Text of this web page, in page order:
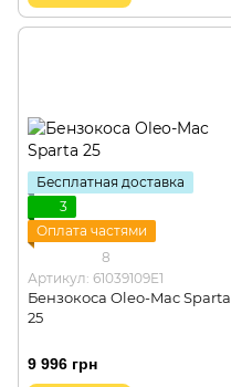
Бесплатная доставка
3
Оплата частями
8
Артикул: 61039109E1
Бензокоса Oleo-Mac Sparta
25
9 996 грн